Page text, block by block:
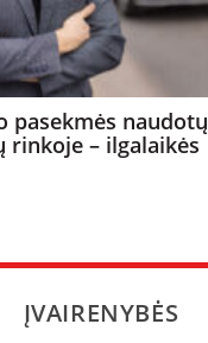
pasekmės naudotų
rinkoje – ilgalaikės
ĮVAIRENYBĖS